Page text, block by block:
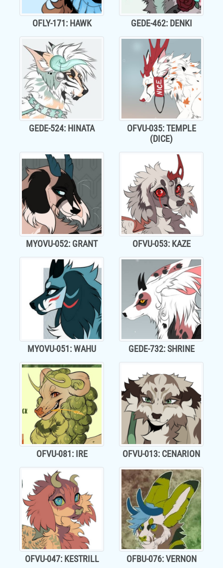
OFLY-171: HAWK GEDE-462: DENKI
GEDE-524: HINATA
OFVU-035: TEMPLE
(DICE)
MYOVU-052: GRANT OFVU-053: KAZE
MYOVU-051: WAHU GEDE-732: SHRINE
OFVU-081: IRE OFVU-013: CENARION
OFVU-047: KESTRILL OFBU-076: VERNON